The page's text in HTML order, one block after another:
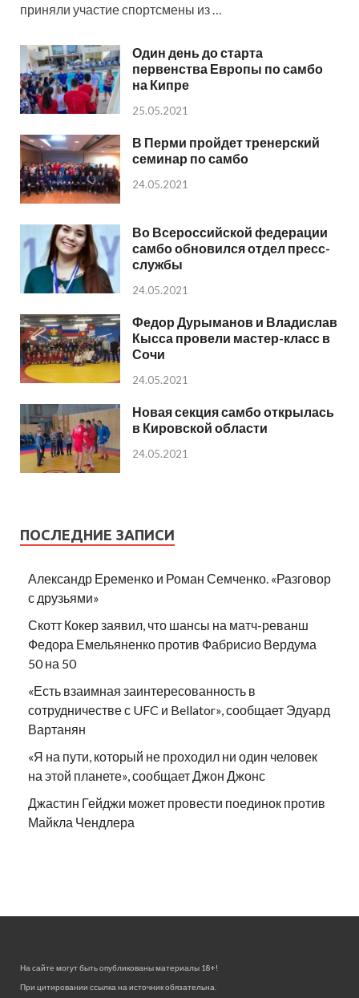
приняли участие спортсмены из …
Один день до старта
первенства Европы по самбо
на Кипре
25.05.2021
В Перми пройдет тренерский
семинар по самбо
24.05.2021
Во Всероссийской федерации
самбо обновился отдел пресс-
службы
24.05.2021
Федор Дурыманов и Владислав
Кысса провели мастер-класс в
Сочи
24.05.2021
Новая секция самбо открылась
в Кировской области
24.05.2021
ПОСЛЕДНИЕ ЗАПИСИ
Александр Еременко и Роман Семченко. «Разговор
с друзьями»
Скотт Кокер заявил, что шансы на матч-реванш
Федора Емельяненко против Фабрисио Вердума
50 на 50
«Есть взаимная заинтересованность в
сотрудничестве с UFC и Bellator», сообщает Эдуард
Вартанян
«Я на пути, который не проходил ни один человек
на этой планете», сообщает Джон Джонс
Джастин Гейджи может провести поединок против
Майкла Чендлера
На сайте могут быть опубликованы материалы 18+!
При цитировании ссылка на источник обязательна.